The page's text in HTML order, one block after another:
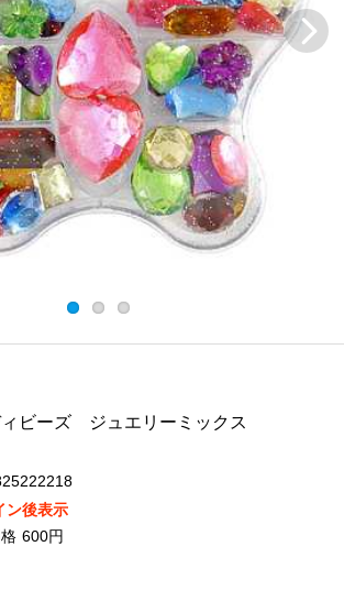
ビーズ ジュエリーミックス
ン後表示
600円